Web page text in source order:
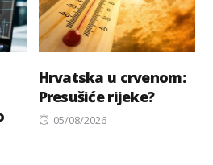
Hrvatska u crvenom:
Presušiće rijeke?
Posted
05/08/2026